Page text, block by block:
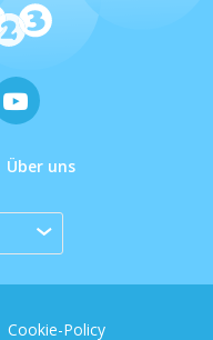
Über uns
Cookie-Policy